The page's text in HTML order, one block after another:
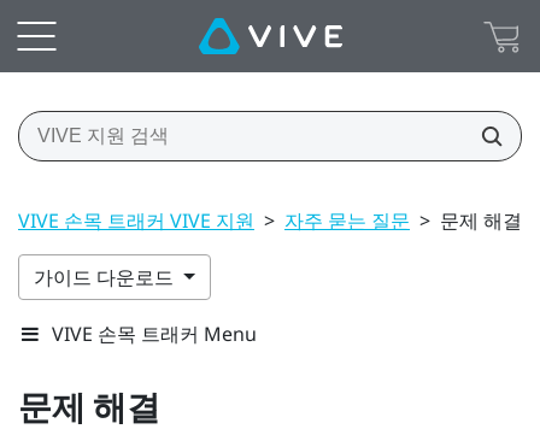
VIVE 손목 트래커 VIVE 지원 > 자주 묻는 질문 > 문제 해결
가이드 다운로드
VIVE 손목 트래커 Menu
문제 해결